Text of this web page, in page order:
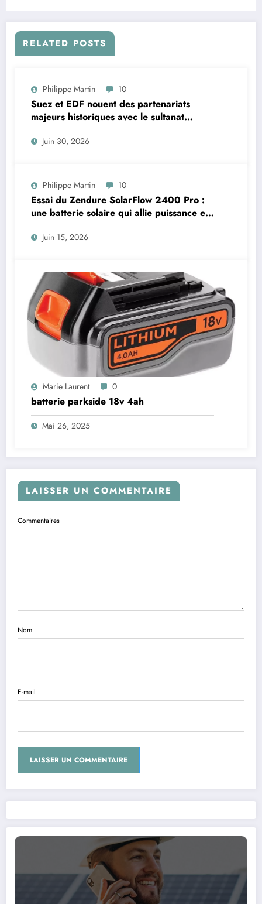
RELATED POSTS
Philippe Martin 10
Suez et EDF nouent des partenariats
majeurs historiques avec le sultanat
d’Oman
Juin 30, 2026
Philippe Martin 10
Essai du Zendure SolarFlow 2400 Pro :
une batterie solaire qui allie puissance et
ambition avec un poids conséquent
Juin 15, 2026
Marie Laurent 0
batterie parkside 18v 4ah
Mai 26, 2025
LAISSER UN COMMENTAIRE
Commentaires
Nom
E-mail